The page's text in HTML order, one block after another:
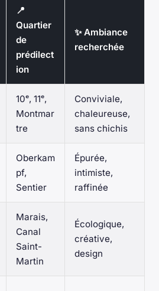
📍
Quartier
de
prédilect
ion
✨ Ambiance
recherchée
10ᵉ, 11ᵉ,
Montmar
tre
Conviviale,
chaleureuse,
sans chichis
Oberkam
pf,
Sentier
Épurée,
intimiste,
raffinée
Marais,
Canal
Saint-
Martin
Écologique,
créative,
design